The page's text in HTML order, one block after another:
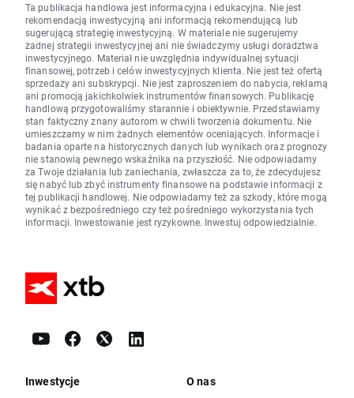
Ta publikacja handlowa jest informacyjna i edukacyjna. Nie jest
rekomendacją inwestycyjną ani informacją rekomendującą lub
sugerującą strategię inwestycyjną. W materiale nie sugerujemy
żadnej strategii inwestycyjnej ani nie świadczymy usługi doradztwa
inwestycyjnego. Materiał nie uwzględnia indywidualnej sytuacji
finansowej, potrzeb i celów inwestycyjnych klienta. Nie jest też ofertą
sprzedaży ani subskrypcji. Nie jest zaproszeniem do nabycia, reklamą
ani promocją jakichkolwiek instrumentów finansowych. Publikację
handlową przygotowaliśmy starannie i obiektywnie. Przedstawiamy
stan faktyczny znany autorom w chwili tworzenia dokumentu. Nie
umieszczamy w nim żadnych elementów oceniających. Informacje i
badania oparte na historycznych danych lub wynikach oraz prognozy
nie stanowią pewnego wskaźnika na przyszłość. Nie odpowiadamy
za Twoje działania lub zaniechania, zwłaszcza za to, że zdecydujesz
się nabyć lub zbyć instrumenty finansowe na podstawie informacji z
tej publikacji handlowej. Nie odpowiadamy też za szkody, które mogą
wynikać z bezpośredniego czy też pośredniego wykorzystania tych
informacji. Inwestowanie jest ryzykowne. Inwestuj odpowiedzialnie.
Inwestycje O nas